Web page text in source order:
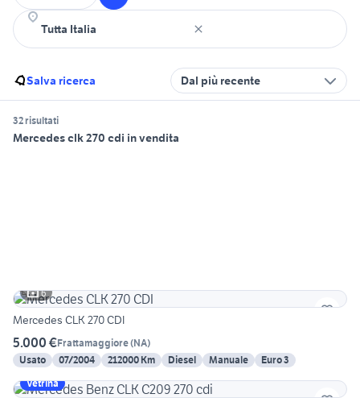
Salva ricerca Dal più recente
32 risultati
Mercedes clk 270 cdi in vendita
6
Mercedes CLK 270 CDI
5.000 €Frattamaggiore(NA)
Usato
07/2004 212000 Km Diesel Manuale
Euro 3
Vetrina